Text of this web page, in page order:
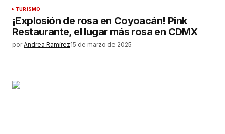
TURISMO
¡Explosión de rosa en Coyoacán! Pink
Restaurante, el lugar más rosa en CDMX
por Andrea Ramírez15 de marzo de 2025